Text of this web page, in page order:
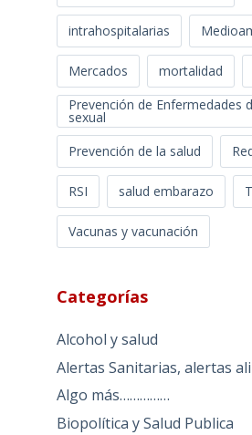
intrahospitalarias
Mercados mortalidad
Prevención de Enfermedades
sexual
Prevención de la salud
RSI salud embarazo
Vacunas y vacunación
Categorías
Alcohol y salud
Alertas Sanitarias, alertas
Algo más……………
Biopolítica y Salud Publica